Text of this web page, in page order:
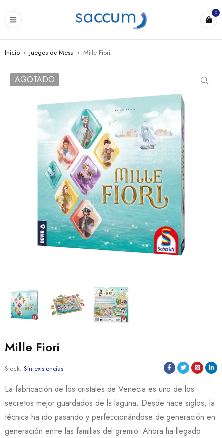
0
Inicio › Juegos de Mesa › Mille Fiori
AGOTADO
Mille Fiori
Stock: Sin existencias
La fabricación de los cristales de Venecia es uno de los
secretos mejor guardados de la laguna. Desde hace siglos, la
técnica ha ido pasando y perfeccionándose de generación en
generación entre las familias del gremio. Ahora ha llegado